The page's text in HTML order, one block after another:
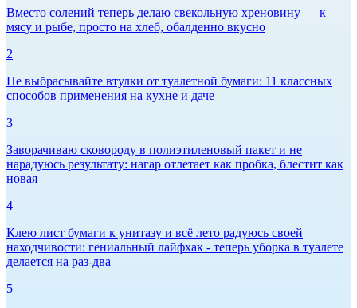
Вместо солений теперь делаю свекольную хреновину — к
мясу и рыбе, просто на хлеб, обалденно вкусно
2
Не выбрасывайте втулки от туалетной бумаги: 11 классных
способов применения на кухне и даче
3
Заворачиваю сковороду в полиэтиленовый пакет и не
нарадуюсь результату: нагар отлетает как пробка, блестит как
новая
4
Клею лист бумаги к унитазу и всё лето радуюсь своей
находчивости: гениальный лайфхак - теперь уборка в туалете
делается на раз-два
5